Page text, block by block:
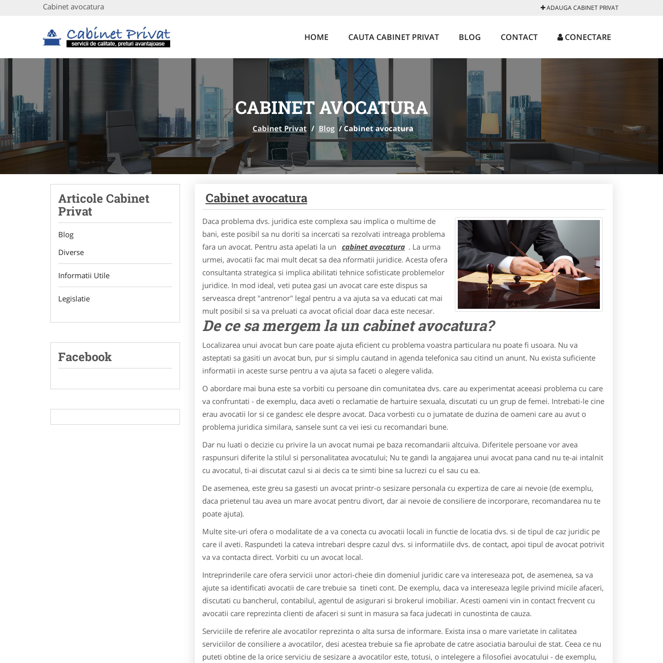
Cabinet avocatura ADAUGA CABINET PRIVAT
HOME CAUTA CABINET PRIVAT BLOG CONTACT CONECTARE
CABINET AVOCATURA
Cabinet Privat / Blog /Cabinet avocatura
Articole Cabinet
Privat
Blog
Diverse
Informatii Utile
Legislatie
Facebook
Cabinet avocatura
Daca problema dvs. juridica este complexa sau implica o multime de
bani, este posibil sa nu doriti sa incercati sa rezolvati intreaga problema
fara un avocat. Pentru asta apelati la un cabinet avocatura . La urma
urmei, avocatii fac mai mult decat sa dea nformatii juridice. Acesta ofera
consultanta strategica si implica abilitati tehnice sofisticate problemelor
juridice. In mod ideal, veti putea gasi un avocat care este dispus sa
serveasca drept "antrenor" legal pentru a va ajuta sa va educati cat mai
mult posibil si sa va preluati ca avocat oficial doar daca este necesar.
De ce sa mergem la un cabinet avocatura?
Localizarea unui avocat bun care poate ajuta eficient cu problema voastra particulara nu poate fi usoara. Nu va
asteptati sa gasiti un avocat bun, pur si simplu cautand in agenda telefonica sau citind un anunt. Nu exista suficiente
informatii in aceste surse pentru a va ajuta sa faceti o alegere valida.
O abordare mai buna este sa vorbiti cu persoane din comunitatea dvs. care au experimentat aceeasi problema cu care
va confruntati - de exemplu, daca aveti o reclamatie de hartuire sexuala, discutati cu un grup de femei. Intrebati-le cine
erau avocatii lor si ce gandesc ele despre avocat. Daca vorbesti cu o jumatate de duzina de oameni care au avut o
problema juridica similara, sansele sunt ca vei iesi cu recomandari bune.
Dar nu luati o decizie cu privire la un avocat numai pe baza recomandarii altcuiva. Diferitele persoane vor avea
raspunsuri diferite la stilul si personalitatea avocatului; Nu te gandi la angajarea unui avocat pana cand nu te-ai intalnit
cu avocatul, ti-ai discutat cazul si ai decis ca te simti bine sa lucrezi cu el sau cu ea.
De asemenea, este greu sa gasesti un avocat printr-o sesizare personala cu expertiza de care ai nevoie (de exemplu,
daca prietenul tau avea un mare avocat pentru divort, dar ai nevoie de consiliere de incorporare, recomandarea nu te
poate ajuta).
Multe site-uri ofera o modalitate de a va conecta cu avocatii locali in functie de locatia dvs. si de tipul de caz juridic pe
care il aveti. Raspundeti la cateva intrebari despre cazul dvs. si informatiile dvs. de contact, apoi tipul de avocat potrivit
va va contacta direct. Vorbiti cu un avocat local.
Intreprinderile care ofera servicii unor actori-cheie din domeniul juridic care va intereseaza pot, de asemenea, sa va
ajute sa identificati avocatii de care trebuie sa tineti cont. De exemplu, daca va intereseaza legile privind micile afaceri,
discutati cu bancherul, contabilul, agentul de asigurari si brokerul imobiliar. Acesti oameni vin in contact frecvent cu
avocatii care reprezinta clienti de afaceri si sunt in masura sa faca judecati in cunostinta de cauza.
Serviciile de referire ale avocatilor reprezinta o alta sursa de informare. Exista insa o mare varietate in calitatea
serviciilor de consiliere a avocatilor, desi acestea trebuie sa fie aprobate de catre asociatia baroului de stat. Ceea ce nu
puteti obtine de la orice serviciu de sesizare a avocatilor este, totusi, o intelegere a filosofiei avocatului - de exemplu,